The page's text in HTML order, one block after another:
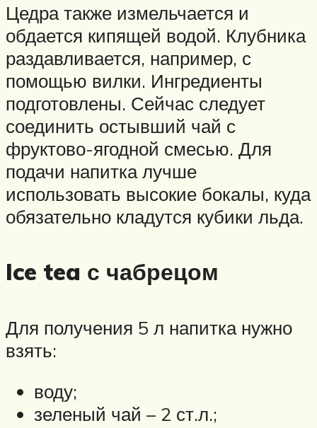
Цедра также измельчается и
обдается кипящей водой. Клубника
раздавливается, например, с
помощью вилки. Ингредиенты
подготовлены. Сейчас следует
соединить остывший чай с
фруктово-ягодной смесью. Для
подачи напитка лучше
использовать высокие бокалы, куда
обязательно кладутся кубики льда.
Ice tea с чабрецом
Для получения 5 л напитка нужно
взять:
воду;
зеленый чай – 2 ст.л.;